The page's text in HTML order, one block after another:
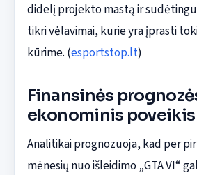
didelį projekto mastą ir
tikri vėlavimai, kurie yra įprasti
kūrime. (esportstop.lt)
Finansinės
ekonominis poveikis
Analitikai prognozuoja, kad per
mėnesių nuo išleidimo „GTA VI“